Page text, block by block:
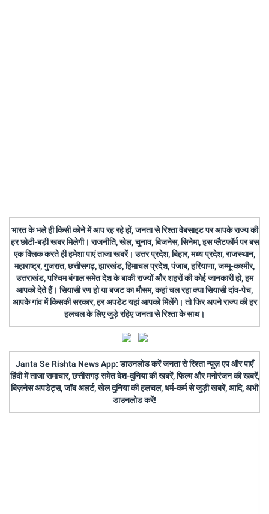
भारत के भले ही किसी कोने में आप रह रहे हों, जनता से रिश्ता वेबसाइट पर आपके राज्य की
हर छोटी-बड़ी खबर मिलेगी। राजनीति, खेल, चुनाव, बिजनेस, सिनेमा, इस प्लैटफॉर्म पर बस
एक क्लिक करते ही हमेशा पाएं ताजा खबरें। उत्तर प्रदेश, बिहार, मध्य प्रदेश, राजस्थान,
महाराष्ट्र, गुजरात, छत्तीसगढ़, झारखंड, हिमाचल प्रदेश, पंजाब, हरियाणा, जम्मू-कश्मीर,
उत्तराखंड, पश्चिम बंगाल समेत देश के बाकी राज्यों और शहरों की कोई जानकारी हो, हम
आपको देते हैं। सियासी रण हो या बजट का मौसम, कहां चल रहा क्या सियासी दांव-पेच,
आपके गांव में किसकी सरकार, हर अपडेट यहां आपको मिलेंगे। तो फिर अपने राज्य की हर
हलचल के लिए जुड़े रहिए जनता से रिश्ता के साथ।
Janta Se Rishta News App: डाउनलोड करें जनता से रिश्ता न्यूज़ एप और पाएँ
हिंदी में ताजा समाचार, छत्तीसगढ़ समेत देश-दुनिया की खबरें, फिल्म और मनोरंजन की खबरें,
बिज़नेस अपडेट्स, जॉब अलर्ट, खेल दुनिया की हलचल, धर्म-कर्म से जुड़ी खबरें, आदि, अभी
डाउनलोड करें!